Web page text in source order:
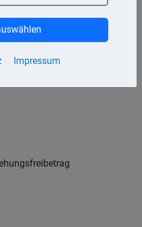
Körperschaftsteuergesetz
gewährt.
Impressum